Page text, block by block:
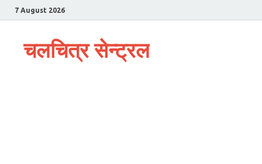
7 August 2026
चलचित्र सेन्ट्रल